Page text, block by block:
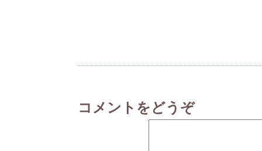
コメントをどうぞ